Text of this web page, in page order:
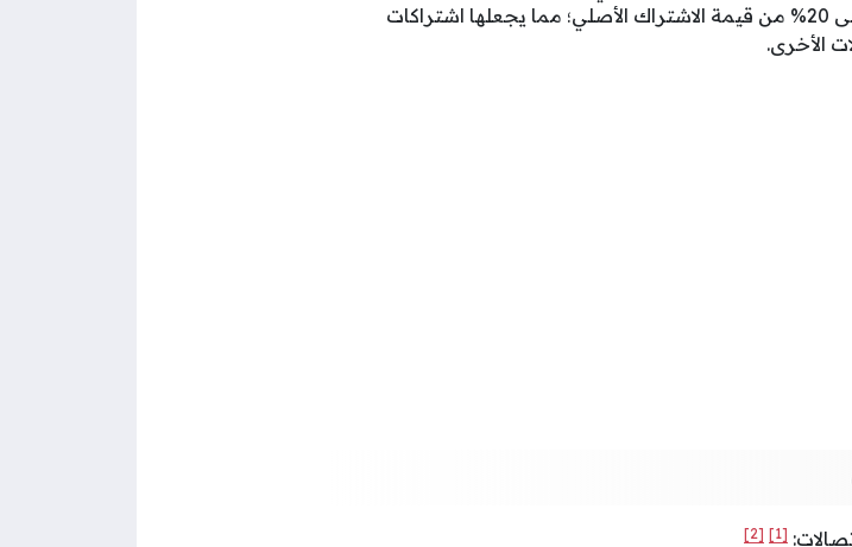
الخصم الذي تقدمه الشركة لحاملي هذه البطاقات إلى 20% من قيمة الاشتراك الأصلي؛ مما يجعلها اشتراكات
الأخرى.
[1]
[2]